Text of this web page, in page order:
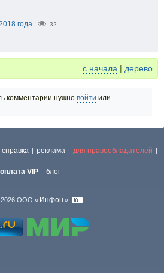
года 32
с начала | дерево
комментарии нужно войти или
справка | реклама | для правообладателей |
оплата VIP | блог
2026 ООО « Инфон »